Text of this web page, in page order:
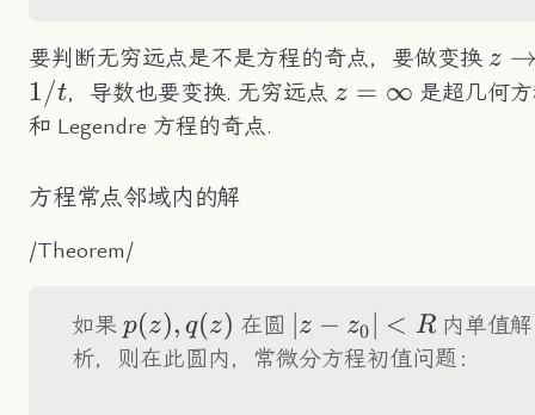
要判断无穷远点是不是方程的奇点，要做变换 z
1/t，导数也要变换. 无穷远点 z=\infty
z = ∞ 是超几何
和 Legendre 方程的奇点.
方程常点邻域内的解
/Theorem/
如果 p(z),q(z)
p(z), q(z) 在圆
|z-
z_0|
z − z0 < R内单值解
析，则在此圆内，常微分方程初值问题：